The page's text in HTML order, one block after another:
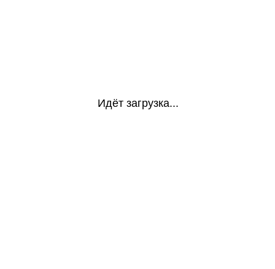
Идёт загрузка...